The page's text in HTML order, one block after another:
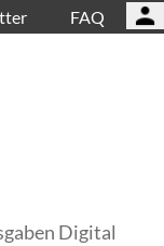
FAQ
Digital